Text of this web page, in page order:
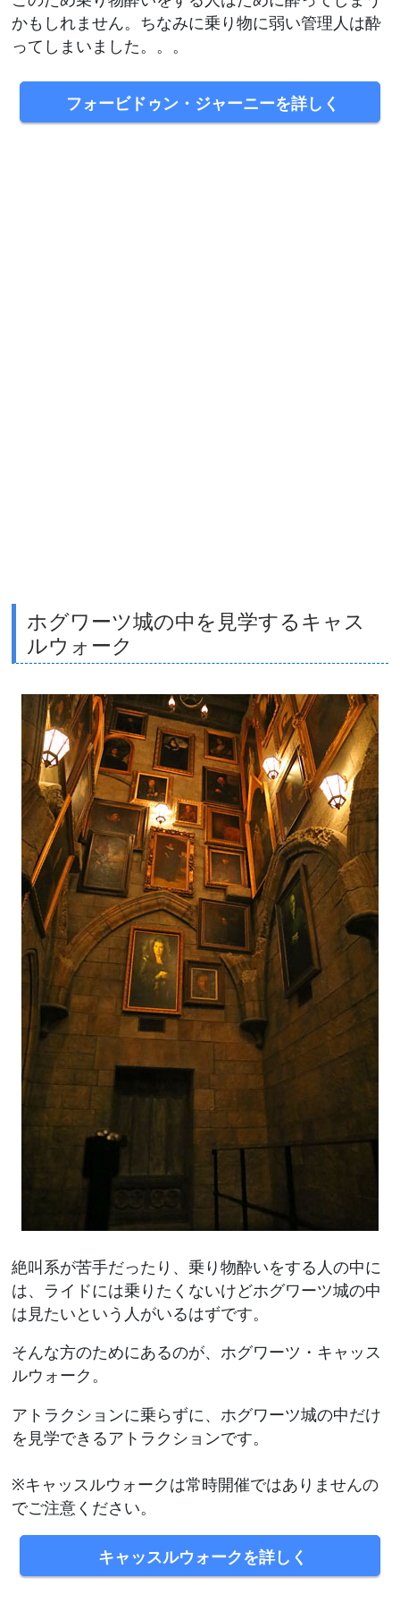
かもしれません。ちなみに乗り物に弱い管理人は酔
ってしまいました。。。
フォービドゥン・ジャーニーを詳しく
ホグワーツ城の中を見学するキャス
ルウォーク
絶叫系が苦手だったり、乗り物酔いをする人の中に
は、ライドには乗りたくないけどホグワーツ城の中
は見たいという人がいるはずです。
そんな方のためにあるのが、ホグワーツ・キャッス
ルウォーク。
アトラクションに乗らずに、ホグワーツ城の中だけ
を見学できるアトラクションです。
※キャッスルウォークは常時開催ではありませんの
でご注意ください。
キャッスルウォークを詳しく